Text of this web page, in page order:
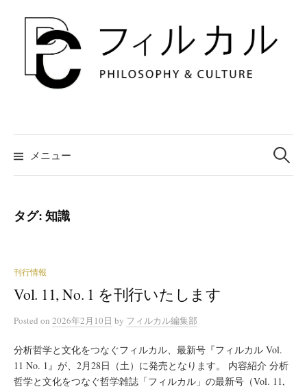
キ
ッ
プ
メニュー
検
索:
タグ:知識
刊行情報
Vol. 11, No. 1 を刊行いたします
Posted on 2026年2月10日 by フィルカル編集部
分析哲学と文化をつなぐフィルカル、最新号『フィルカル Vol.
11 No. 1』が、2月28日（土）に発売となります。 内容紹介 分析
哲学と文化をつなぐ哲学雑誌「フィルカル」の最新号（Vol. 11,